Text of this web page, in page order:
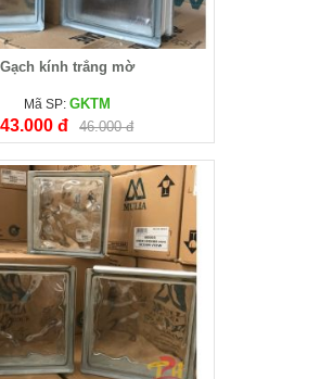
Gạch kính trắng mờ
Mã SP: GKTM
43.000 đ 46.000 đ